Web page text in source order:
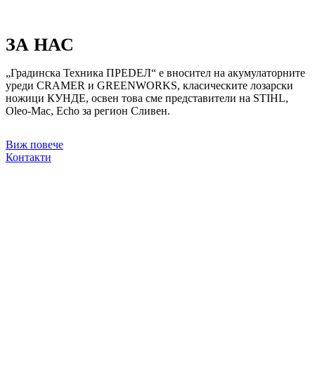
ЗА НАС
„Градинска Техника ПРЕDЕЛ“ е вносител на акумулаторните
уреди CRAMER и GREENWORKS, класическите лозарски
ножици КУНДЕ, освен това сме представители на STIHL,
Oleo-Mac, Echo за регион Сливен.
Виж повече
Контакти